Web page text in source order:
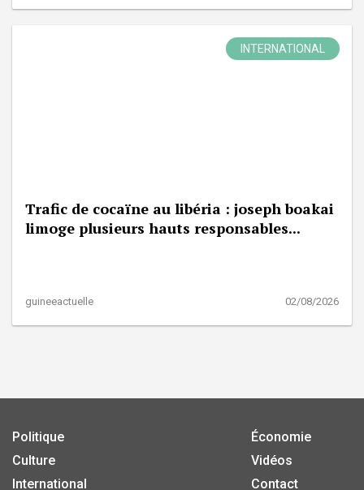
INTERNATIONAL
Trafic de cocaïne au libéria : joseph boakai
limoge plusieurs hauts responsables...
guineeactuelle 02/08/2026
Politique
Culture
International
Économie
Vidéos
Contact